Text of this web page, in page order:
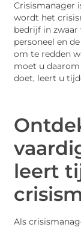
Crisismanager
wordt het
bedrijf in zwaar
personeel en
om te redden
moet u daarom
doet, leert u
leert
Als